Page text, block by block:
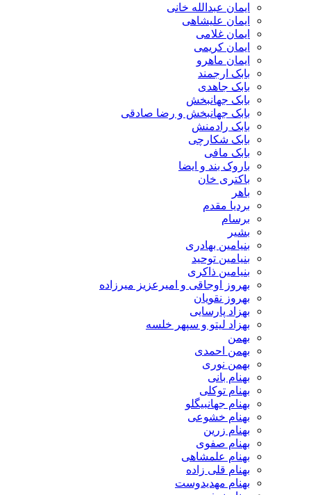
ایمان عبدالله خانی
ایمان علیشاهی
ایمان غلامی
ایمان کریمی
ایمان ماهرو
بابک ارجمند
بابک جاهدی
بابک جهانبخش
بابک جهانبخش و رضا صادقی
بابک رادمنش
بابک شکارچی
بابک مافی
باروک بند و ایضا
باکتری خان
باهر
بردیا مقدم
برسام
بشیر
بنیامین بهادری
بنیامین توحید
بنیامین ذاکری
بهروز اوجاقی و امیرعزیز میرزاده
بهروز نقویان
بهزاد پارسایی
بهزاد لیتو و سپهر خلسه
بهمن
بهمن احمدی
بهمن نوری
بهنام بانی
بهنام توکلی
بهنام جهانبیگلو
بهنام خشوعی
بهنام زرین
بهنام صفوی
بهنام علمشاهی
بهنام قلی زاده
بهنام مهدیدوست